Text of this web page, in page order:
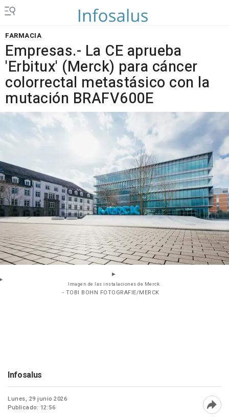
FARMACIA
Empresas.- La CE aprueba
'Erbitux' (Merck) para cáncer
colorrectal metastásico con la
mutación BRAFV600E
Imagen de las instalaciones de Merck.
- TOBI BOHN FOTOGRAFIE/MERCK
Infosalus
Lunes, 29 junio 2026
Publicado: 12:56